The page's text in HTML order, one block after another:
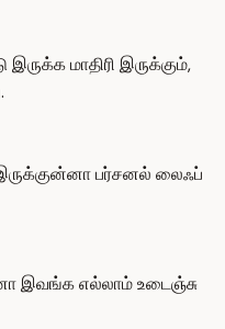
மாதிரி இருக்கும்,
பர்சனல் லைஃப்
இவங்க எல்லாம் உடைஞ்சு